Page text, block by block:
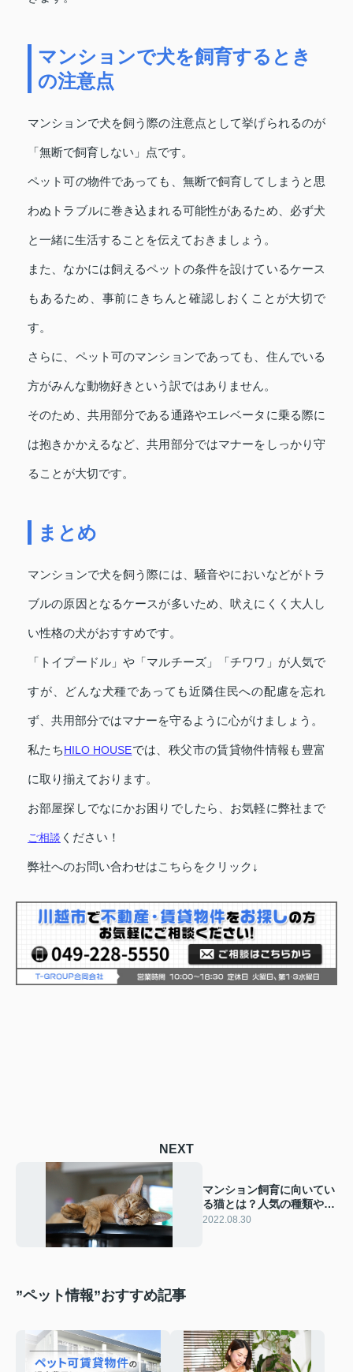
マンションで犬を飼育するとき
の注意点
マンションで犬を飼う際の注意点として挙げられるのが
「無断で飼育しない」点です。
ペット可の物件であっても、無断で飼育してしまうと思
わぬトラブルに巻き込まれる可能性があるため、必ず犬
と一緒に生活することを伝えておきましょう。
また、なかには飼えるペットの条件を設けているケース
もあるため、事前にきちんと確認しおくことが大切で
す。
さらに、ペット可のマンションであっても、住んでいる
方がみんな動物好きという訳ではありません。
そのため、共用部分である通路やエレベータに乗る際に
は抱きかかえるなど、共用部分ではマナーをしっかり守
ることが大切です。
まとめ
マンションで犬を飼う際には、騒音やにおいなどがトラ
ブルの原因となるケースが多いため、吠えにくく大人し
い性格の犬がおすすめです。
「トイプードル」や「マルチーズ」「チワワ」が人気で
すが、どんな犬種であっても近隣住民への配慮を忘れ
ず、共用部分ではマナーを守るように心がけましょう。
私たちHILO HOUSEでは、秩父市の賃貸物件情報も豊富
に取り揃えております。
お部屋探しでなにかお困りでしたら、お気軽に弊社まで
ご相談 ください！
弊社へのお問い合わせはこちらをクリック↓
NEXT
マンション飼育に向いてい
る猫とは？人気の種類や飼
育時の注意点を解説
2022.08.30
”ペット情報”おすすめ記事